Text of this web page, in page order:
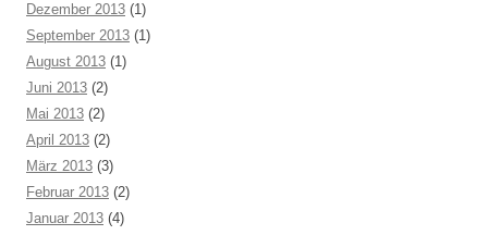
Dezember 2013 (1)
September 2013 (1)
August 2013 (1)
Juni 2013 (2)
Mai 2013 (2)
April 2013 (2)
März 2013 (3)
Februar 2013 (2)
Januar 2013 (4)